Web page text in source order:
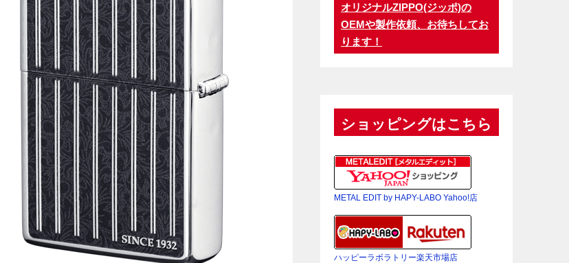
オリジナルZIPPO(ジッポ)の
OEMや製作依頼、お待ちしてお
ります！
ショッピングはこちら
METAL EDIT by HAPY-LABO Yahoo!店
ハッピーラボラトリー楽天市場店